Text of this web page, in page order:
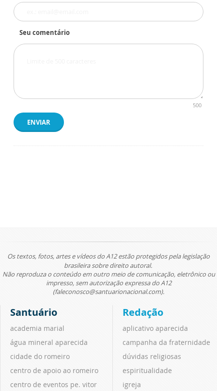
Seu comentário
500
ENVIAR
Os textos, fotos, artes e vídeos do A12 estão protegidos pela legislação
brasileira sobre direito autoral.
Não reproduza o conteúdo em outro meio de comunicação, eletrônico ou
impresso, sem autorização expressa do A12
(faleconosco@santuarionacional.com).
Santuário
academia marial
água mineral aparecida
cidade do romeiro
centro de apoio ao romeiro
centro de eventos pe. vitor
Redação
aplicativo aparecida
campanha da fraternidade
dúvidas religiosas
espiritualidade
igreja